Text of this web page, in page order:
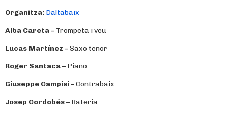
Organitza: Daltabaix
Alba Careta – Trompeta i veu
Lucas Martínez –Saxo tenor
Roger Santaca – Piano
Giuseppe Campisi –Contrabaix
Josep Cordobés – Bateria